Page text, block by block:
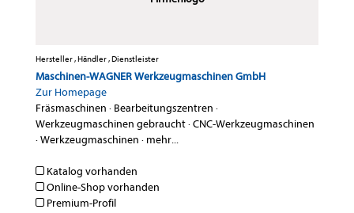
Hersteller , Händler , Dienstleister
Maschinen-WAGNER Werkzeugmaschinen GmbH
Zur Homepage
Fräsmaschinen · Bearbeitungszentren ·
Werkzeugmaschinen gebraucht·CNC-Werkzeugmaschinen
·Werkzeugmaschinen · mehr...
Katalog vorhanden
Online-Shop vorhanden
Premium-Profil